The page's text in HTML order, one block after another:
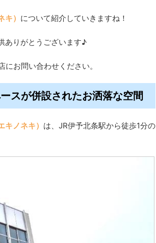
） について紹介していきますね！
ありがとうございます♪
お問い合わせください。
スが併設されたお洒落な空間
キノネキ） は、JR伊予北条駅から徒歩1分の